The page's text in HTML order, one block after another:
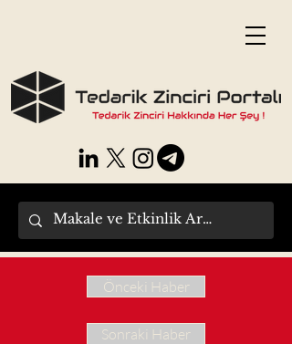
Önceki Haber
Sonraki Haber